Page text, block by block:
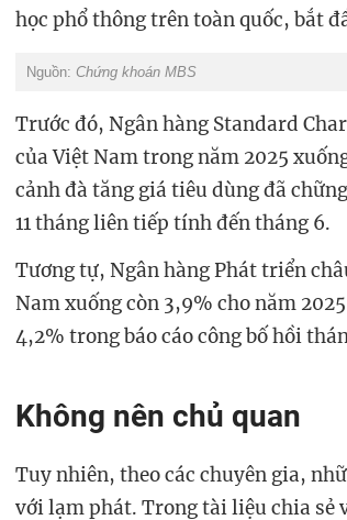
học phổ thông trên toàn quốc, bắt
Nguồn: Chứng khoán MBS
Trước đó, Ngân hàng Standard
của Việt Nam trong năm 2025
cảnh đà tăng giá tiêu dùng đã
11 tháng liên tiếp tính đến tháng 6.
Tương tự, Ngân hàng Phát triển
Nam xuống còn 3,9% cho năm
4,2% trong báo cáo công bố hồi
Không nên chủ quan
Tuy nhiên, theo các chuyên gia,
với lạm phát. Trong tài liệu chia sẻ